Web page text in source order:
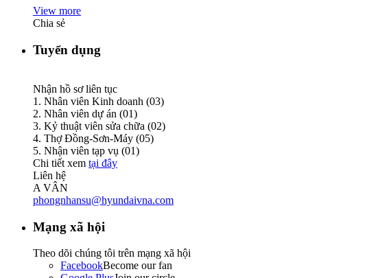
View more
Chia sẻ
Tuyển dụng
Nhận hồ sơ liên tục
1. Nhân viên Kinh doanh (03)
2. Nhân viên dự án (01)
3. Kỷ thuật viên sửa chữa (02)
4. Thợ Đồng-Sơn-Máy (05)
5. Nhận viên tạp vụ (01)
Chi tiết xem tại đây
Liên hệ
A VÂN
phongnhansu@hyundaivna.com
Mạng xã hội
Theo dõi chúng tôi trên mạng xã hội
FacebookBecome our fan